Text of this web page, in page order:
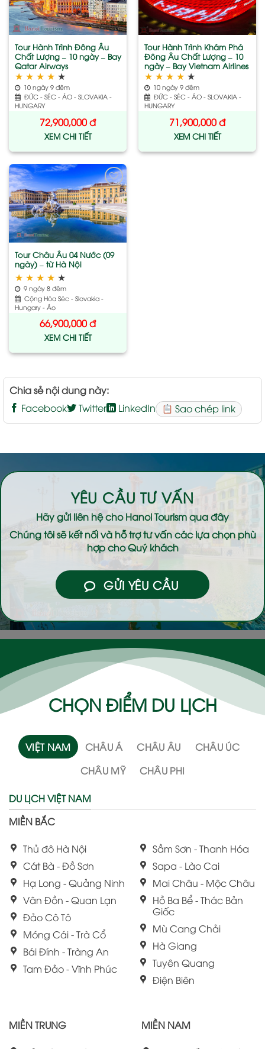
wishlist
Tour Hành Trình Đông Âu
Chất Lượng – 10 ngày – Bay
Qatar Airways
★ ★ ★ ★ ★
10 ngày 9 đêm
ĐỨC - SÉC - ÁO - SLOVAKIA -
HUNGARY
72,900,000đ
XEM CHI TIẾT
wishlist
Tour Hành Trình Khám Phá
Đông Âu Chất Lượng – 10
ngày – Bay Vietnam Airlines
★ ★ ★ ★ ★
10 ngày 9 đêm
ĐỨC - SÉC - ÁO - SLOVAKIA -
HUNGARY
71,900,000đ
XEM CHI TIẾT
Add
to
wishlist
Tour Châu Âu 04 Nước (09
ngày) – từ Hà Nội
★ ★ ★ ★ ★
9 ngày 8 đêm
Cộng Hòa Séc - Slovakia -
Hungary - Áo
66,900,000đ
XEM CHI TIẾT
Chia sẻ nội dung này:
Facebook
Twitter LinkedIn Sao chép link
YÊU CẦU TƯ VẤN
Hãy gửi liên hệ choHanoi Tourismqua đây
Chúng tôi sẽ kết nối và hỗ trợ tư vấn các lựa chọn phù
hợp cho Quý khách
GỬI YÊU CẦU
CHỌN ĐIỂM DU LỊCH
VIỆT NAM CHÂU Á CHÂU ÂU
CHÂU ÚC
CHÂU MỸ
CHÂU PHI
DU LỊCH VIỆT NAM
MIỀN BẮC
Thủ đô Hà Nội
Cát Bà - Đồ Sơn
Hạ Long - Quảng Ninh
Vân Đồn - Quan Lạn
Đảo Cô Tô
Móng Cái - Trà Cổ
Bái Đính - Tràng An
Tam Đảo - Vĩnh Phúc
Sầm Sơn - Thanh Hóa
Sapa - Lào Cai
Mai Châu - Mộc Châu
Hồ Ba Bể - Thác Bản
Giốc
Mù Cang Chải
Hà Giang
Tuyên Quang
Điện Biên
MIỀN TRUNG MIỀN NAM